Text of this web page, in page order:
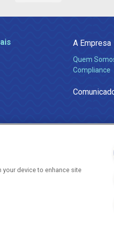
A Empresa
Quem
Compliance
Copyright ® 2026 - Todos os
your device to enhance site